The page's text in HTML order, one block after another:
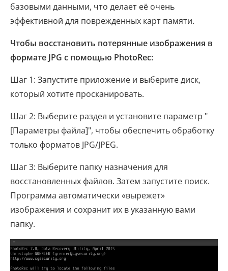
базовыми данными, что делает её очень
эффективной для поврежденных карт памяти.
Чтобы восстановить потерянные изображения в
формате JPG с помощью PhotoRec:
Шаг 1: Запустите приложение и выберите диск,
который хотите просканировать.
Шаг 2: Выберите раздел и установите параметр "
[Параметры файла]", чтобы обеспечить обработку
только форматов JPG/JPEG.
Шаг 3: Выберите папку назначения для
восстановленных файлов. Затем запустите поиск.
Программа автоматически «вырежет»
изображения и сохранит их в указанную вами
папку.